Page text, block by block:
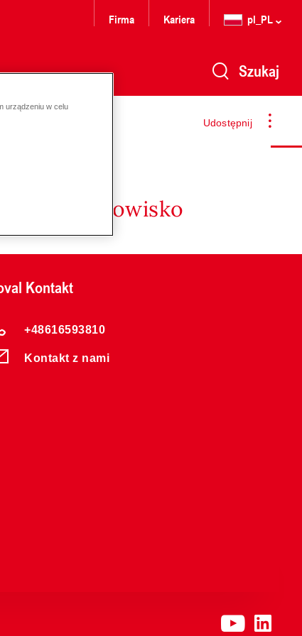
Firma Kariera pl_PL
Szukaj
Udostępnij
i środowisko
Kontakt
+48616593810
Kontakt z nami
urządzeniu w celu